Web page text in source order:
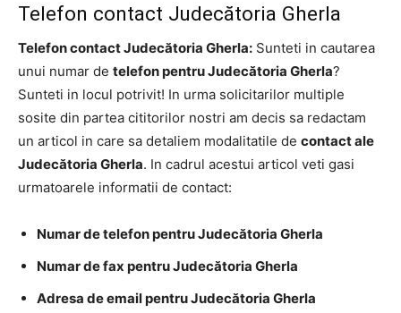
Telefon contact Judecătoria Gherla
Telefon contact Judecătoria Gherla: Sunteti in cautarea
unui numar de telefon pentru Judecătoria Gherla?
Sunteti in locul potrivit! In urma solicitarilor multiple
sosite din partea cititorilor nostri am decis sa redactam
un articol in care sa detaliem modalitatile de contact ale
Judecătoria Gherla. In cadrul acestui articol veti gasi
urmatoarele informatii de contact:
Numar de telefon pentru Judecătoria Gherla
Numar de fax pentru Judecătoria Gherla
Adresa de email pentru Judecătoria Gherla